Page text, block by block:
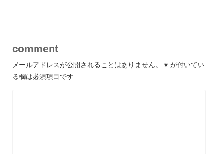
comment
メールアドレスが公開されることはありません。 ※ が付いてい
る欄は必須項目です